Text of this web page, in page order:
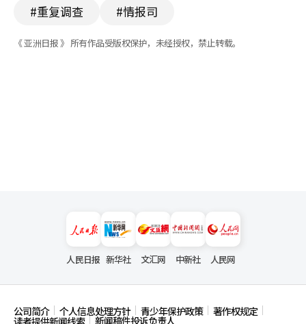
#重复调查
#情报司
《 亚洲日报 》 所有作品受版权保护，未经授权，禁止转载。
人民日报 新华社 文汇网 中新社 人民网
公司简介 个人信息处理方针 青少年保护政策 著作权规定
新闻稿件投诉负责人